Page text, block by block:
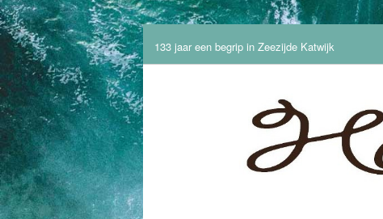
133 jaar een begrip in Zeezijde Katwijk